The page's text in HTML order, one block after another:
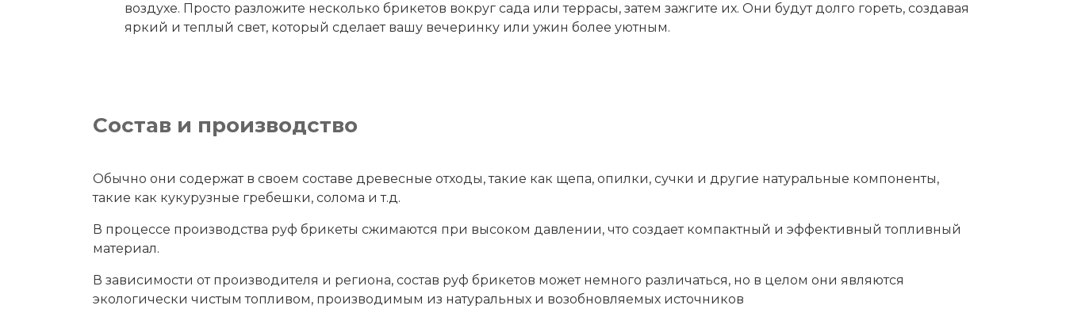
воздухе. Просто разложите несколько брикетов вокруг сада или террасы, затем зажгите их. Они будут долго гореть, создавая
яркий и теплый свет, который сделает вашу вечеринку или ужин более уютным.
Состав и производство
Обычно они содержат в своем составе древесные отходы, такие как щепа, опилки, сучки и другие натуральные компоненты,
такие как кукурузные гребешки, солома и т.д.
В процессе производства руф брикеты сжимаются при высоком давлении, что создает компактный и эффективный топливный
материал.
В зависимости от производителя и региона, состав руф брикетов может немного различаться, но в целом они являются
экологически чистым топливом, производимым из натуральных и возобновляемых источников